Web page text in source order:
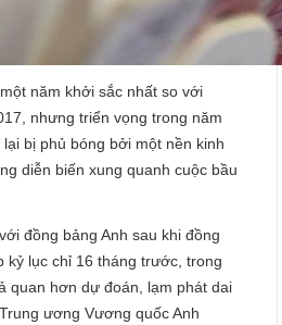
năm khởi sắc nhất so với
nhưng triển vọng trong năm
bị phủ bóng bởi một nền kinh
diễn biến xung quanh cuộc bầu
đồng bảng Anh sau khi đồng
kỷ lục chỉ 16 tháng trước, trong
quan hơn dự đoán, lạm phát dai
ương Vương quốc Anh